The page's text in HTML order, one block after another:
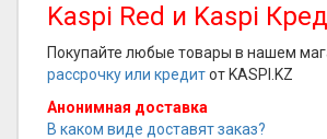
Kaspi Red и Kaspi
Покупайте любые товары в нашем
рассрочку или кредитот KASPI.KZ
Анонимная доставка
В каком виде доставят заказ?